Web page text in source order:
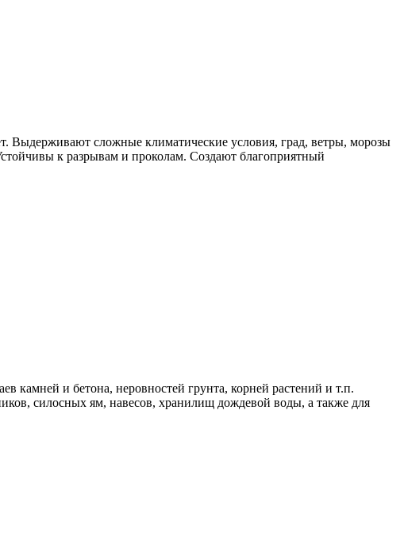
Выдерживают сложные климатические условия, град, ветры, морозы
к разрывам и проколам. Создают благоприятный
камней и бетона, неровностей грунта, корней растений и т.п.
силосных ям, навесов, хранилищ дождевой воды, а также для